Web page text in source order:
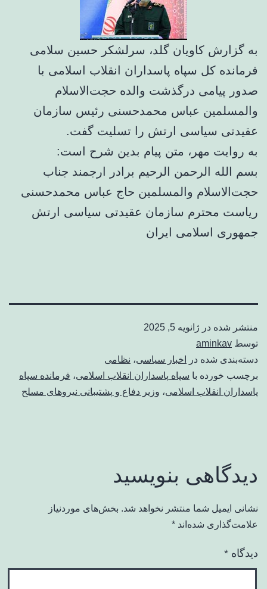
به گزارش کاویان گلد، سرلشکر حسین سلامی
فرمانده کل سپاه پاسداران انقلاب اسلامی با
صدور پیامی درگذشت والده حجت‌الاسلام
والمسلمین عباس محمدحسنی رئیس سازمان
عقیدتی سیاسی ارتش را تسلیت گفت.
به روایت مهر، متن پیام بدین شرح است:
بسم الله الرحمن الرحیم برادر ارجمند جناب
حجت‌الاسلام والمسلمین حاج عباس محمدحسنی
ریاست محترم سازمان عقیدتی سیاسی ارتش
جمهوری اسلامی ایران
منتشر شده در ژانویه 5, 2025
توسط aminkav
دسته‌بندی شده در
اخبار سیاسی، نظامی
برچسب خورده با سپاه پاسداران انقلاب اسلامی، فرمانده سپاه
پاسداران انقلاب اسلامی، وزیر دفاع و پشتیبانی نیروهای مسلح
دیدگاهی بنویسید
نشانی ایمیل شما منتشر نخواهد شد. بخش‌های موردنیاز
علامت‌گذاری شده‌اند *
دیدگاه *